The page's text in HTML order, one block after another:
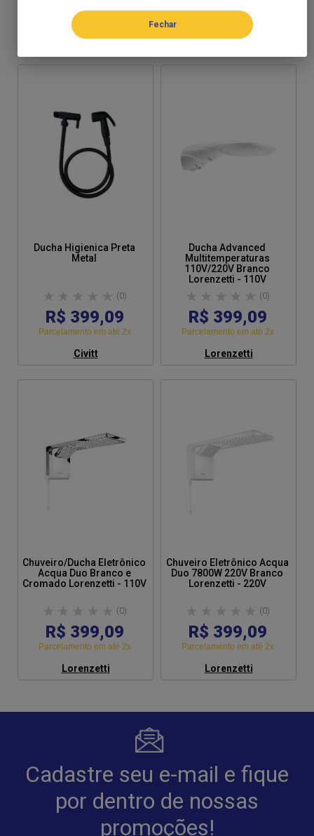
Parcelamento em até 2x
Lorenzetti
Parcelamento em até 2x
Lorenzetti
Ducha Higienica Preta
Metal
(0)
R$ 399,09
Parcelamento em até 2x
Civitt
Ducha Advanced
Multitemperaturas
110V/220V Branco
Lorenzetti - 110V
(0)
R$ 399,09
Parcelamento em até 2x
Lorenzetti
Chuveiro/Ducha Eletrônico
Acqua Duo Branco e
Cromado Lorenzetti - 110V
(0)
R$ 399,09
Parcelamento em até 2x
Lorenzetti
Chuveiro Eletrônico Acqua
Duo 7800W 220V Branco
Lorenzetti - 220V
(0)
R$ 399,09
Parcelamento em até 2x
Lorenzetti
Cadastre seu e-mail e fique
por dentro de nossas
promoções!